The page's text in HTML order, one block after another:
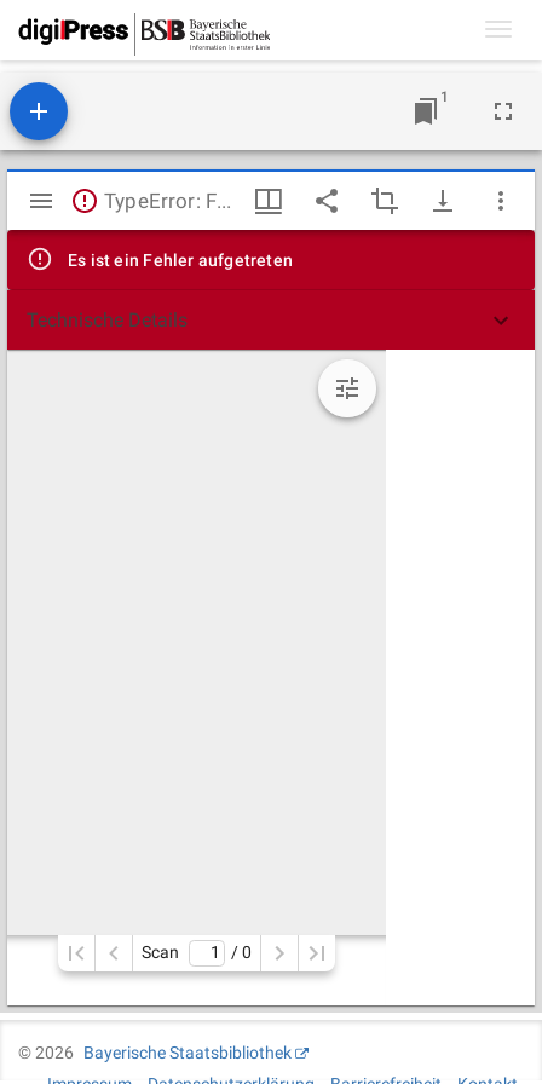
1
Mirador
Viewer
TypeError: Failed to fetch
Es ist ein Fehler aufgetreten
Technische Details
Scan / 0
©2026
Bayerische Staatsbibliothek